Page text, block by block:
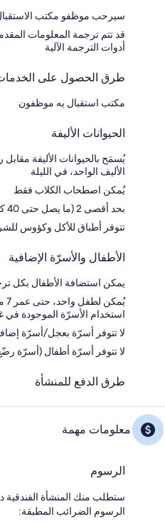
سيرحب موظفو مكتب الاستقبال
قد تتم ترجمة المعلومات
أدوات الترجمة الآلية
طرق الحصول على
مكتب استقبال به موظفون
الحيوانات الأليفة
الأليف الواحد، في الليلة
يُمكن اصطحاب الكلاب فقط
بحد أقصى 2 (ما يصل حتى 40 كيلو جرامًا لكل حيوان أليف)
تتوفر أطباق للأكل وكؤوس
الأطفال والأسرّة الإضافية
يمكن استضافة الأطفال بكل
استخدام الأسرّة الموجودة في
لا تتوفر أسرّة بعجل/أسرّة
لا تتوفر أسرّة أطفال (أسرّة
طرق الدفع للمنشأة
معلومات مهمة
الرسوم
ستطلب منك المنشأة الفندقية
الرسوم الضرائب المطبقة: